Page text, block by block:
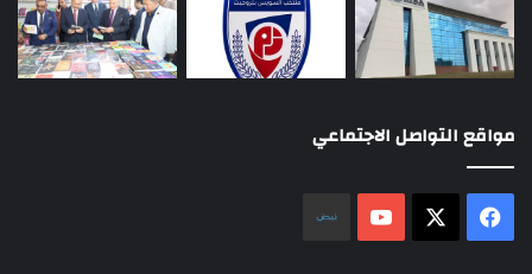
مواقع التواصل الاجتماعي
فيسبوك ‫YouTube